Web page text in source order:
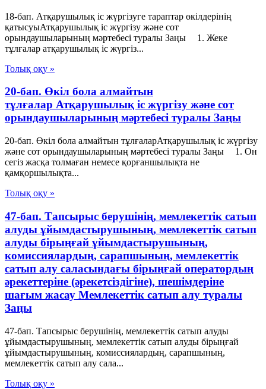
18-бап. Атқарушылық iс жүргiзуге тараптар өкiлдерiнiң
қатысуыАтқарушылық iс жүргiзу және сот
орындаушыларының мәртебесi туралы Заңы 1. Жеке
тұлғалар атқарушылық iс жүргiз...
Толық оқу »
20-бап. Өкiл бола алмайтын
тұлғалар Атқарушылық iс жүргiзу және сот
орындаушыларының мәртебесi туралы Заңы
20-бап. Өкiл бола алмайтын тұлғаларАтқарушылық iс жүргiзу
және сот орындаушыларының мәртебесi туралы Заңы 1. Он
сегiз жасқа толмаған немесе қорғаншылықта не
қамқоршылықта...
Толық оқу »
47-бап. Тапсырыс берушінің, мемлекеттік сатып
алуды ұйымдастырушының, мемлекеттік сатып
алуды бірыңғай ұйымдастырушының,
комиссиялардың, сарапшының, мемлекеттік
сатып алу саласындағы бірыңғай оператордың
әрекеттеріне (әрекетсіздігіне), шешімдеріне
шағым жасау Мемлекеттiк сатып алу туралы
Заңы
47-бап. Тапсырыс берушінің, мемлекеттік сатып алуды
ұйымдастырушының, мемлекеттік сатып алуды бірыңғай
ұйымдастырушының, комиссиялардың, сарапшының,
мемлекеттік сатып алу сала...
Толық оқу »